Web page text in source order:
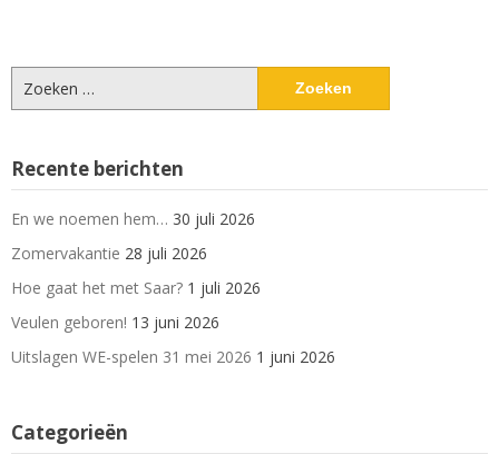
Zoeken
naar:
Recente berichten
En we noemen hem… 30 juli 2026
Zomervakantie 28 juli 2026
Hoe gaat het met Saar? 1 juli 2026
Veulen geboren! 13 juni 2026
Uitslagen WE-spelen 31 mei 2026 1 juni 2026
Categorieën